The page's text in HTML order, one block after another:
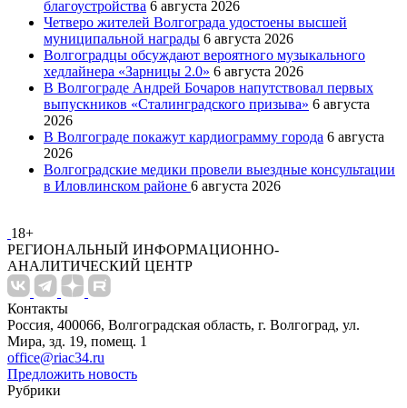
благоустройства 6 августа 2026
Четверо жителей Волгограда удостоены высшей
муниципальной награды 6 августа 2026
Волгоградцы обсуждают вероятного музыкального
хедлайнера «Зарницы 2.0» 6 августа 2026
В Волгограде Андрей Бочаров напутствовал первых
выпускников «Сталинградского призыва» 6 августа
2026
В Волгограде покажут кардиограмму города 6 августа
2026
Волгоградские медики провели выездные консультации
в Иловлинском районе 6 августа 2026
18+
РЕГИОНАЛЬНЫЙ ИНФОРМАЦИОННО-
АНАЛИТИЧЕСКИЙ ЦЕНТР
Контакты
Россия, 400066, Волгоградская область, г. Волгоград, ул.
Мира, зд. 19, помещ. 1
office@riac34.ru
Предложить новость
Рубрики